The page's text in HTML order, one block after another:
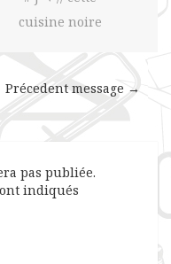
cuisine noire
Précedent message →
pas publiée.
indiqués